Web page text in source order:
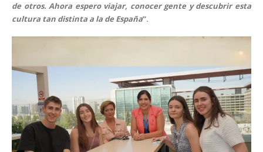
de otros. Ahora espero viajar, conocer gente y descubrir esta
cultura tan distinta a la de España”.